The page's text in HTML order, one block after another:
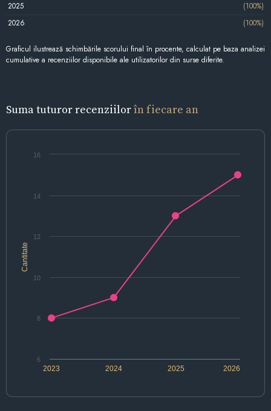
2025
(100%)
2026
(100%)
Graficul ilustrează schimbările scorului final în procente, calculat pe baza analizei
cumulative a recenziilor disponibile ale utilizatorilor din surse diferite.
Suma tuturor recenziilorîn fiecare an
Cantitate
2024 2026
2023 2025
6
8
10
12
14
16